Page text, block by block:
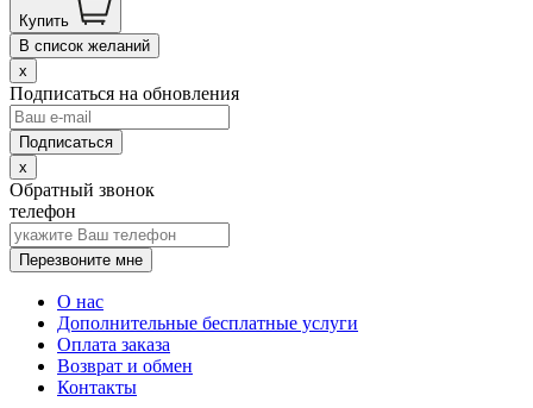
Купить
В список желаний
x
Подписаться на обновления
x
Обратный звонок
телефон
Перезвоните мне
О нас
Дополнительные бесплатные услуги
Оплата заказа
Возврат и обмен
Контакты